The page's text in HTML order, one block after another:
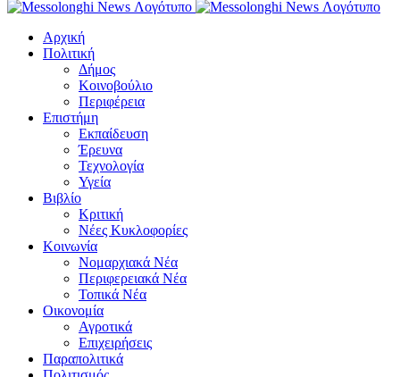
Αρχική
Πολιτική
Δήμος
Κοινοβούλιο
Περιφέρεια
Επιστήμη
Εκπαίδευση
Έρευνα
Τεχνολογία
Υγεία
Βιβλίο
Κριτική
Νέες Κυκλοφορίες
Κοινωνία
Νομαρχιακά Νέα
Περιφερειακά Νέα
Τοπικά Νέα
Οικονομία
Αγροτικά
Επιχειρήσεις
Παραπολιτικά